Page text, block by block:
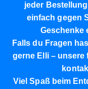
jeder Bestellung
einfach gegen
Geschenke
Falls du Fragen
gerne Elli– unsere
Viel Spaß beim